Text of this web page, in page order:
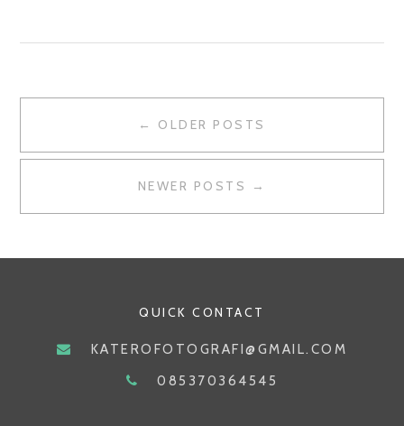
← OLDER POSTS
NEWER POSTS →
QUICK CONTACT
KATEROFOTOGRAFI@GMAIL.COM
085370364545